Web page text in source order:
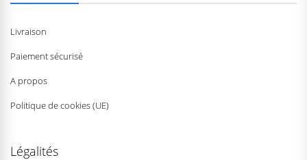
Livraison
Paiement sécurisé
A propos
Politique de cookies (UE)
Légalités